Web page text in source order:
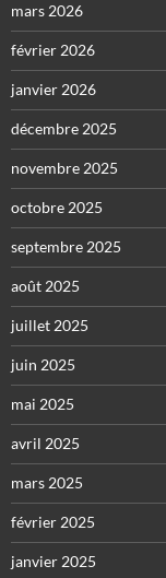
mars 2026
février 2026
janvier 2026
décembre 2025
novembre 2025
octobre 2025
septembre 2025
août 2025
juillet 2025
juin 2025
mai 2025
avril 2025
mars 2025
février 2025
janvier 2025